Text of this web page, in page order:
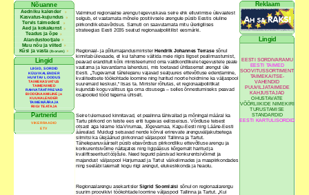
Nõuanne
Aedniku kalender
Kasvatus-kujundus
Tervis taimedest
Aed ja kokakunst
Teadus ja õpe
Aiandustootjale
Muu nõu ja viited
Küsi ja vasta(foorum)
Lingid
LIIGID, SORDID
KÜLVIKALENDER
HUVITAV LOODUS
TAIMEKASVATUS
TAIMENIMED
RAHVATÄHTPÄEVAD
BIODÜNAAMILINE ja
KUUKALENDER
TAIMEMÄÄRAJA
RIIGI TEATAJA
Partnerid
VIKERRAADIO
ETV
Valminud regionaalse arengu tegevuskava seire ehk elluviimise ülevaatest
selgub, et vaatamata mõnele positiivsele arengule püsib Eestis oluline
piirkondlik ebavõrdsus. Samuti on saavutamata mitu üleriigilises
strateegias Eesti 2035 seatud regionaalpoliitilist eesmärki.
Regionaal- ja põllumajandusministerHendrik Johannes Terrase sõnul
kinnitab ülevaade, et kui tahame vältida meie riigis liigset pealinnastumist,
peavad eranditult kõik ministeeriumid oma valdkondlikele tegevustele peale
vaatama ja kavandama lahendusi, mis toetavad ühtlasemat arengut üle
Eesti. „Tugevamat tähelepanu vajavad sealjuures ettevõtluse edendamine,
kvaliteetsete töökohtade loomine ning haritud noorte hoidmine ka väljaspool
suuremaid keskusi,“ lisas ta. Minister rõhutas, et regionaalpoliitikat
kujundab kogu valitsus iga oma otsusega – selles õnnestumiseks peavad
osapooled tööd tegema ühiselt.
Seire tulemused kinnitavad, et pealinna lähivallad ja mõningal määral ka
Tartu piirkond on teiste ees eriti tugevas eelisseisus. Võrdluse teisest
otsast aga leiame Ida-Virumaa, Jõgevamaa, Kagu-Eesti ning Lääne-Eesti
äärealad. Muidugi seisavad nende kõrval erinevate arenguväljakutsetega
silmitsi ka ülejäänud piirkonnad väljaspool Tallinna ja Tartut.
Tähelepanuväärselt püsib ebavõrdsus piirkondliku ettevõtluse arengu ja
konkurentsivõime näitajates ning ligipääsus kõrgemalt haritud ja
kvalifitseeritud tööjõule. Need tegurid pärsivad konkurentsivõimet ja
majandust väljaspool Harjumaad ja Tartut väikelinnades ja maapiirkondades
ning seeläbi laiemalt kogu riigi arengut, elukeskkonda ja heaolu.
Regionaalarengu asekantslerSigrid Soomlaisi sõnul on regionaalarengu
suurim proovikivi töökohtade loomine väljaspool Tallinna ja Tartut. „Kui
Reklaam
Lingid
EESTI SORDIVARAMU
EESTI TAIMED
SOOVITUSSORTIMENT
TAIMEKAITSE-
VAHENDID
PUUVILJATAIMEDE
KAHJUSTAJAD
OHUSTAVATE
VÕÕRLIIKIDE NIMEKIRI
TURUSTAMISE
STANDARDID
EESTI KARTULISORDID